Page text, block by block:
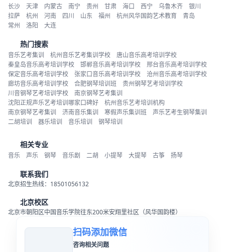
长沙
天津 内蒙古 南宁 贵州 甘肃 海口 西宁 乌鲁木齐
银川
拉萨
杭州 河南 四川 山东 福州 杭州风华国韵艺术教育
青岛
常州
洛阳 大连
热门搜索
音乐艺考集训 杭州音乐艺考集训学校
唐山音乐高考培训学校
秦皇岛音乐高考培训学校
邯郸音乐高考培训学校
邢台音乐高考培训学校
保定音乐高考培训学校
张家口音乐高考培训学校
沧州音乐高考培训学校
廊坊音乐高考培训学校
合肥钢琴培训班
贵州钢琴艺考培训学校
川音钢琴艺考培训学校
南京钢琴艺考集训
沈阳正规声乐艺考培训哪家口碑好
杭州音乐艺考培训机构
南京钢琴艺考集训
济南音乐集训 寒假声乐集训班
声乐艺考生钢琴集训
二胡培训
器乐培训 音乐培训 钢琴培训
相关专业
音乐 声乐 钢琴 音乐剧 二胡 小提琴 大提琴 古筝 扬琴
联系我们
北京招生热线：18501056132
北京校区
北京市朝阳区中国音乐学院往东200米安翔里社区（风华国韵楼）
扫码添加微信
咨询相关问题